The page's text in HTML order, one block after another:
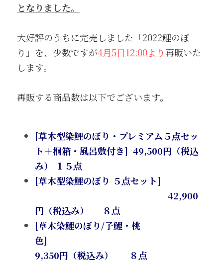
となりました。
大好評のうちに完売しました「2022鯉のぼ
り」を、少数ですが4月5日12:00より再販いた
します。
再販する商品数は以下でございます。
[草木型染鯉のぼり・プレミアム５点セッ
ト＋桐箱・風呂敷付き]  49,500円（税込
み） １５点
[草木型染鯉のぼり ５点セット]
42,900
円（税込み）　  ８点
[草木染鯉のぼり/子鯉・桃
色]
9,350円（税込み）　   ８点